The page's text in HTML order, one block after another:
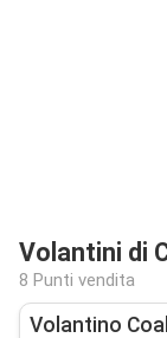
Volantini di
8 Punti vendita
Volantino Coal